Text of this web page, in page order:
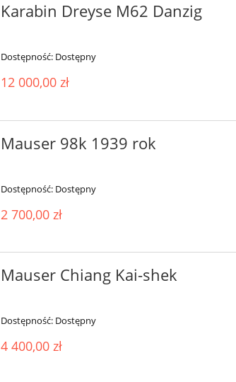
Karabin Dreyse M62 Danzig
Dostępność: Dostępny
12 000,00 zł
Mauser 98k 1939 rok
Dostępność: Dostępny
2 700,00 zł
Mauser Chiang Kai-shek
Dostępność: Dostępny
4 400,00 zł